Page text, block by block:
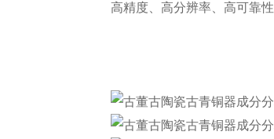
高精度、高分辨率、高可靠性